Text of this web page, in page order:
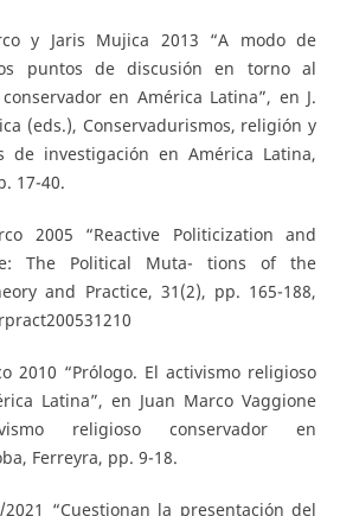
y Jaris Mujica 2013 “A modo de
puntos de discusión en torno al
en América Latina”, en J.
(eds.), Conservadurismos, religión y
de investigación en América Latina,
17-40.
2005 “Reactive Politicization and
The Political Muta- tions of the
and Practice, 31(2), pp. 165-188,
2010 “Prólogo. El activismo religioso
Latina”, en Juan Marco Vaggione
religioso conservador en
Ferreyra, pp. 9-18.
“Cuestionan la presentación del